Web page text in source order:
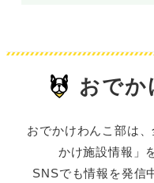
おでか
おでかけわんこ部は
かけ施設情報」
SNSでも情報を発信